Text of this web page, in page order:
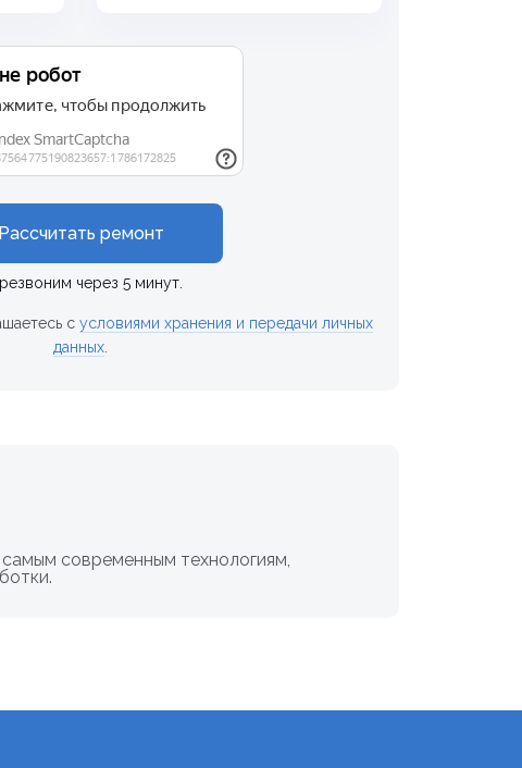
Рассчитать ремонт
через 5 минут.
с условиями хранения и передачи личных
данных
современным технологиям,